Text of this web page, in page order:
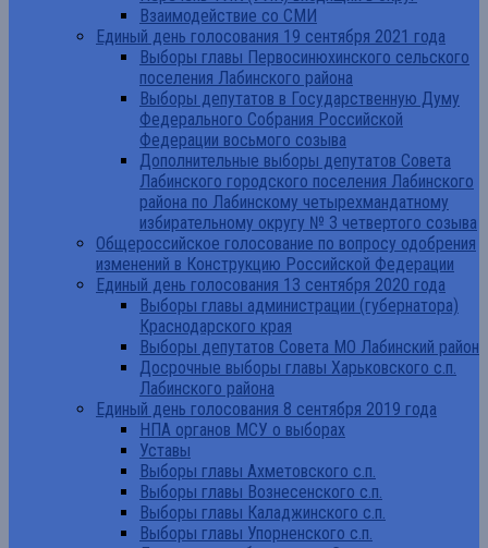
Взаимодействие со СМИ
Единый день голосования 19 сентября 2021 года
Выборы главы Первосинюхинского сельского
поселения Лабинского района
Выборы депутатов в Государственную Думу
Федерального Собрания Российской
Федерации восьмого созыва
Дополнительные выборы депутатов Совета
Лабинского городского поселения Лабинского
района по Лабинскому четырехмандатному
избирательному округу № 3 четвертого созыва
Общероссийское голосование по вопросу одобрения
изменений в Конструкцию Российской Федерации
Единый день голосования 13 сентября 2020 года
Выборы главы администрации (губернатора)
Краснодарского края
Выборы депутатов Совета МО Лабинский район
Досрочные выборы главы Харьковского с.п.
Лабинского района
Единый день голосования 8 сентября 2019 года
НПА органов МСУ о выборах
Уставы
Выборы главы Ахметовского с.п.
Выборы главы Вознесенского с.п.
Выборы главы Каладжинского с.п.
Выборы главы Упорненского с.п.